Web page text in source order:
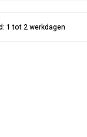
1 tot 2 werkdagen